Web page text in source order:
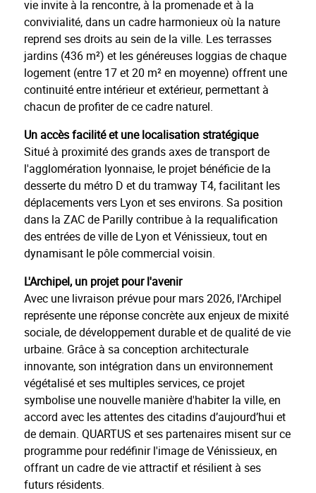
vie invite à la rencontre, à la promenade et à la
convivialité, dans un cadre harmonieux où la nature
reprend ses droits au sein de la ville. Les terrasses
jardins (436 m²) et les généreuses loggias de chaque
logement (entre 17 et 20 m² en moyenne) offrent une
continuité entre intérieur et extérieur, permettant à
chacun de profiter de ce cadre naturel.
Un accès facilité et une localisation stratégique
Situé à proximité des grands axes de transport de
l'agglomération lyonnaise, le projet bénéficie de la
desserte du métro D et du tramway T4, facilitant les
déplacements vers Lyon et ses environs. Sa position
dans la ZAC de Parilly contribue à la requalification
des entrées de ville de Lyon et Vénissieux, tout en
dynamisant le pôle commercial voisin.
L'Archipel, un projet pour l'avenir
Avec une livraison prévue pour mars 2026, l'Archipel
représente une réponse concrète aux enjeux de mixité
sociale, de développement durable et de qualité de vie
urbaine. Grâce à sa conception architecturale
innovante, son intégration dans un environnement
végétalisé et ses multiples services, ce projet
symbolise une nouvelle manière d'habiter la ville, en
accord avec les attentes des citadins d’aujourd’hui et
de demain. QUARTUS et ses partenaires misent sur ce
programme pour redéfinir l'image de Vénissieux, en
offrant un cadre de vie attractif et résilient à ses
futurs résidents.